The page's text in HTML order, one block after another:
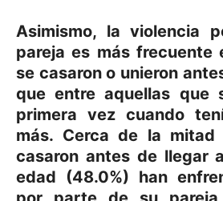
Asimismo, la violencia
pareja es más frecuente
se casaron o unieron
que entre aquellas que
primera vez cuando
más. Cerca de la
casaron antes de llegar
edad (48.0%) han